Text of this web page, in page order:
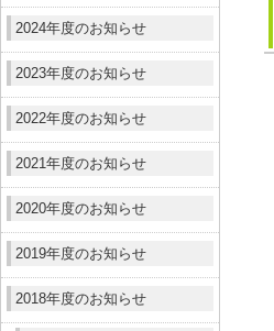
2024年度のお知らせ
2023年度のお知らせ
2022年度のお知らせ
2021年度のお知らせ
2020年度のお知らせ
2019年度のお知らせ
2018年度のお知らせ